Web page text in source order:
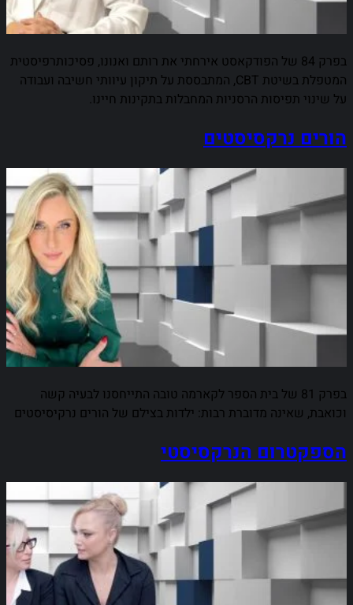
בפרק 84 של הפודקאסט אירחתי את רותם ואנונו, פסיכותרפיסטית
המטפלת בשיטת CBT, המתבססת על תיקון עיוותי חשיבה ועבודה
על שינוי תפיסות הרסניות המחבלות בתקינות חיינו.
הורים נרקסיסטים
בפרק 81 של בית הספר לקארמה טובה התייחסנו לבעיה קשה
וכואבת, שאינה מדוברת רבות: ילדות בצילם של הורים נרקיסיסטים
הספקטרום הנרקסיסטי